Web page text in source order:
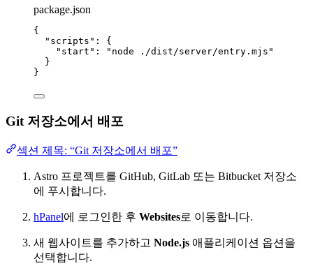
package.json
{
"scripts" : {
"start" : " node ./dist/server/entry.mjs "
}
}
Git 저장소에서 배포
섹션 제목: “Git 저장소에서 배포”
Astro 프로젝트를 GitHub, GitLab 또는 Bitbucket 저장소
에 푸시합니다.
hPanel에 로그인한 후 Websites로 이동합니다.
새 웹사이트를 추가하고 Node.js 애플리케이션 옵션을
선택합니다.